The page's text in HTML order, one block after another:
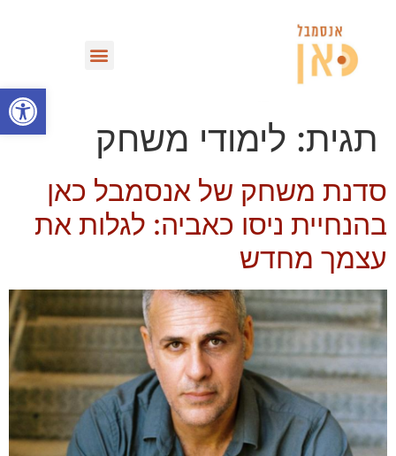
פתח
תגית: לימודי משחק
סדנת משחק של אנסמבל כאן
בהנחיית ניסו כאביה: לגלות את
עצמך מחדש